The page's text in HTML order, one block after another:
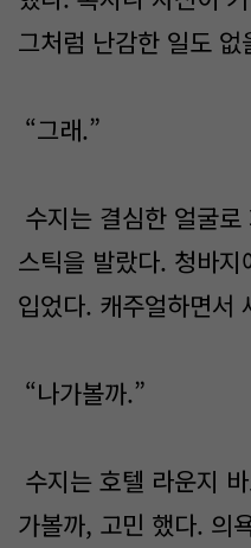
그처럼 난감한 일도 없
“그래.”
수지는 결심한 얼굴
스틱을 발랐다. 청바
입었다. 캐주얼하면서
“나가볼까.”
수지는 호텔 라운지
가볼까, 고민 했다. 의